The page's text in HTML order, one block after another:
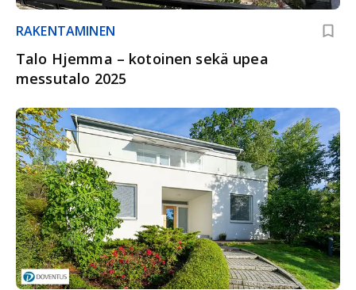
RAKENTAMINEN
Talo Hjemma – kotoinen sekä upea
messutalo 2025